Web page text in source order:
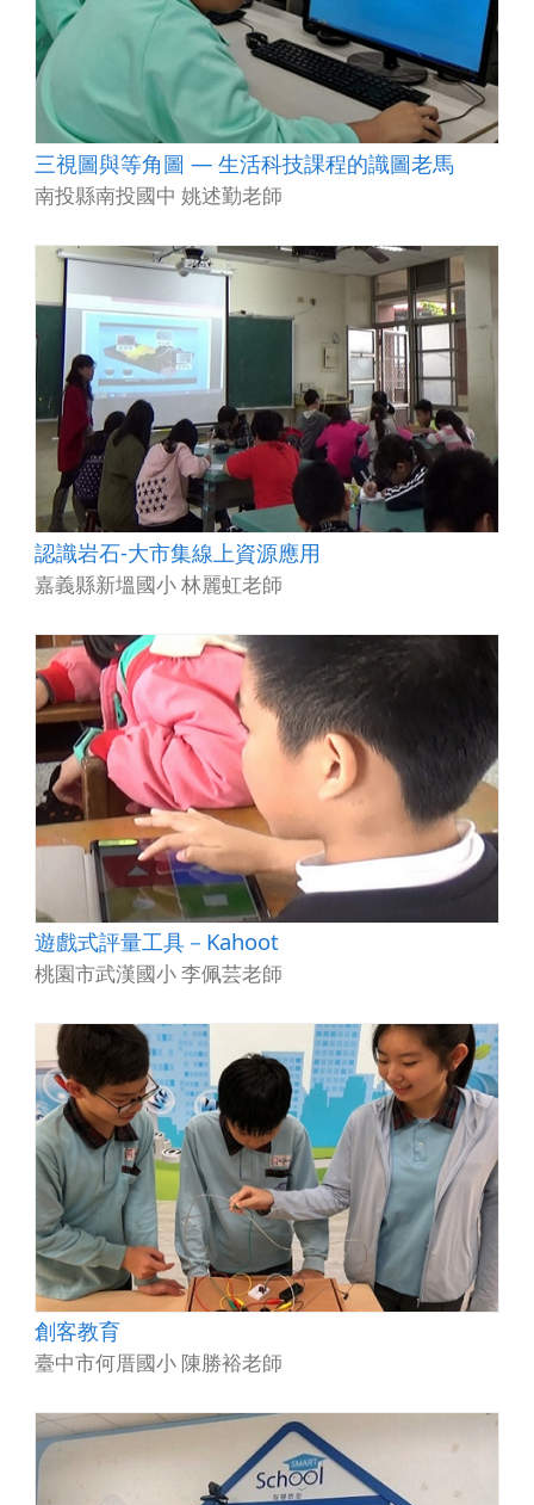
三視圖與等角圖 — 生活科技課程的識圖老馬
南投縣南投國中 姚述勤老師
認識岩石-大市集線上資源應用
嘉義縣新塭國小 林麗虹老師
遊戲式評量工具－Kahoot
桃園市武漢國小 李佩芸老師
創客教育
臺中市何厝國小 陳勝裕老師